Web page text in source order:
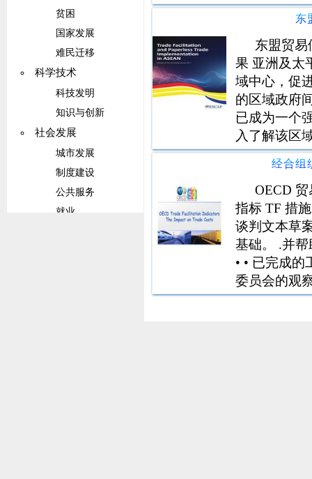
贫困
国家发展
难民迁移
科学技术
科技发明
知识与创新
社会发展
城市发展
制度建设
公共服务
就业
场测试标准
(TII) 提供
东
东盟贸易
果 亚洲及太
域中心，促
的区域政府
已成为一个
入了解该区
重点是实现
来加强和深
作和市场一
经合组
OECD
指标 TF 措
谈判文本草
基础。 .并
• • 已完成
委员会的观
组织成员之